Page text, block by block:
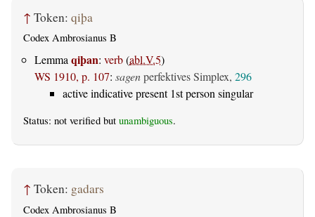
↑ Token: qiþa
Codex Ambrosianus B
Lemma qiþan: verb(abl.V.5)
WS 1910, p. 107: sagenperfektives Simplex, 296
active indicative present 1st person singular
Status: not verified but unambiguous.
↑ Token: gadars
Codex Ambrosianus B